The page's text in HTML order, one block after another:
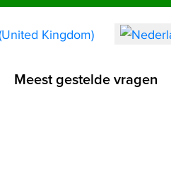
Meest gestelde vragen